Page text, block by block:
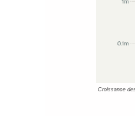
Croissance